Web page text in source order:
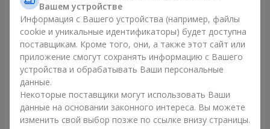
Вашем устройстве
Информация с Вашего устройства (например, файлы
cookie и уникальные идентификаторы) будет доступна
поставщикам. Кроме того, они, а также этот сайт или
приложение смогут сохранять информацию с Вашего
устройства и обрабатывать Ваши персональные
данные.
Некоторые поставщики могут использовать Ваши
данные на основании законного интереса. Вы можете
изменить свой выбор позже по ссылке внизу страницы.